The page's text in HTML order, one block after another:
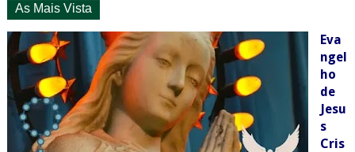
As Mais Vista
Eva
ngel
ho
de
Jesu
s
Cris